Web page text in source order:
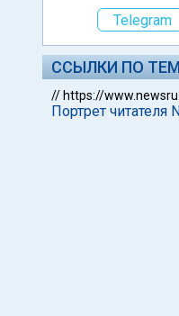
Telegram
ССЫЛКИ ПО
// https://
Портрет